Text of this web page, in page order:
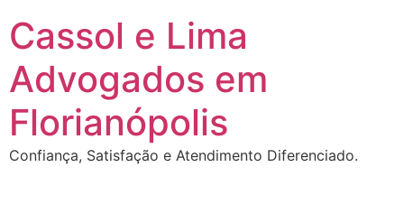
Cassol e Lima
Advogados em
Florianópolis
Confiança, Satisfação e Atendimento Diferenciado.